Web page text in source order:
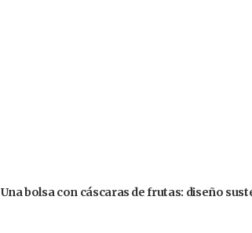
Una bolsa con cáscaras de frutas: diseño